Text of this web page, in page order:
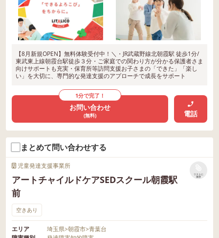
【8月新規OPEN】無料体験受付中！＼・JR武蔵野線北朝霞駅 徒歩1分/
東武東上線朝霞台駅徒歩３分・ご家庭での関わり方が分かる保護者さま
向けサポートも充実・保育所等訪問支援お子さまの「できた」「楽し
い」を大切に、専門的な発達支援のアプローチで成長をサポート
1分で完了！
お問い合わせ
(無料) 電話
まとめて問い合わせする
児童発達支援事業所
アートチャイルドケアSEDスクール朝霞駅
前
リストに
保存
空きあり
エリア 埼玉県>朝霞市>青葉台